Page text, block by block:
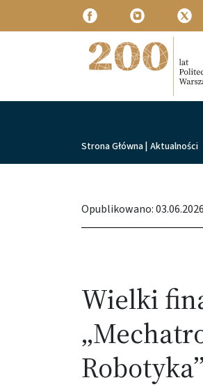
Przejdź do treści
Ścieżka
Strona Główna Aktualności
Opublikowano:
Wielki